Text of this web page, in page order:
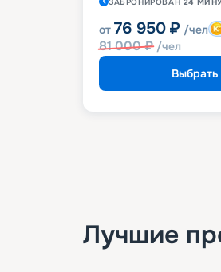
ЗАБРОНИРОВАН 24
от 76 950 ₽ /чел
81 000₽ /чел
Выбрать
Лучшие